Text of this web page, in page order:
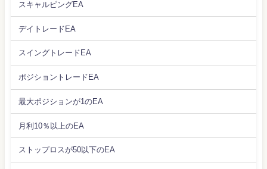
スキャルピングEA
デイトレードEA
スイングトレードEA
ポジショントレードEA
最大ポジションが1のEA
月利10％以上のEA
ストップロスが50以下のEA